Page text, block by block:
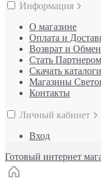
Информация
О магазине
Оплата и
Возврат и Обмен
Стать Партнером
Скачать каталоги
Магазины
Контакты
Личный кабинет
Вход
Готовый интернет